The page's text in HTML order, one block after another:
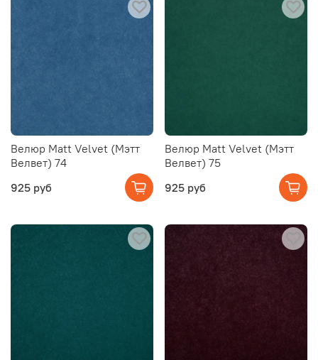
Велюр Matt Velvet (Мэтт
Велвет) 74
925 руб
Велюр Matt Velvet (Мэтт
Велвет) 75
925 руб